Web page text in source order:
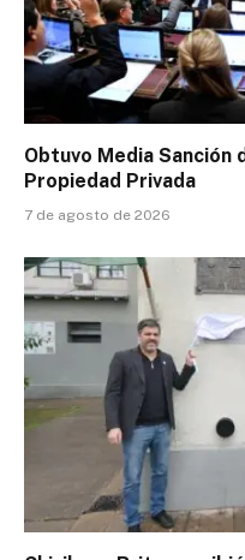
Obtuvo Media Sanción
Propiedad Privada
7 de agosto de 2026